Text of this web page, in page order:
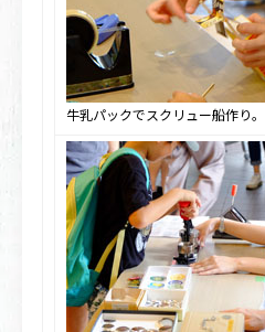
牛乳パックでスクリュー船作り。